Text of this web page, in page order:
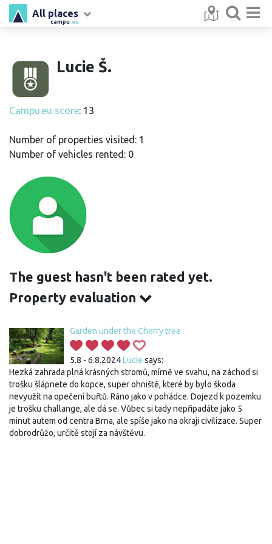
campu .eu
All places
Lucie Š.
Campu.eu score: 13
Number of properties visited: 1
Number of vehicles rented: 0
The guest hasn't been rated yet.
Property evaluation
Garden under the Cherry tree
5.8 - 6.8.2024Lucie says:
Hezká zahrada plná krásných stromů, mírně ve svahu, na záchod si
trošku šlápnete do kopce, super ohniště, které by bylo škoda
nevyužít na opečení buřtů. Ráno jako v pohádce. Dojezd k pozemku
je trošku challange, ale dá se. Vůbec si tady nepřipadáte jako 5
minut autem od centra Brna, ale spíše jako na okraji civilizace. Super
dobrodrůžo, určitě stojí za návštěvu.